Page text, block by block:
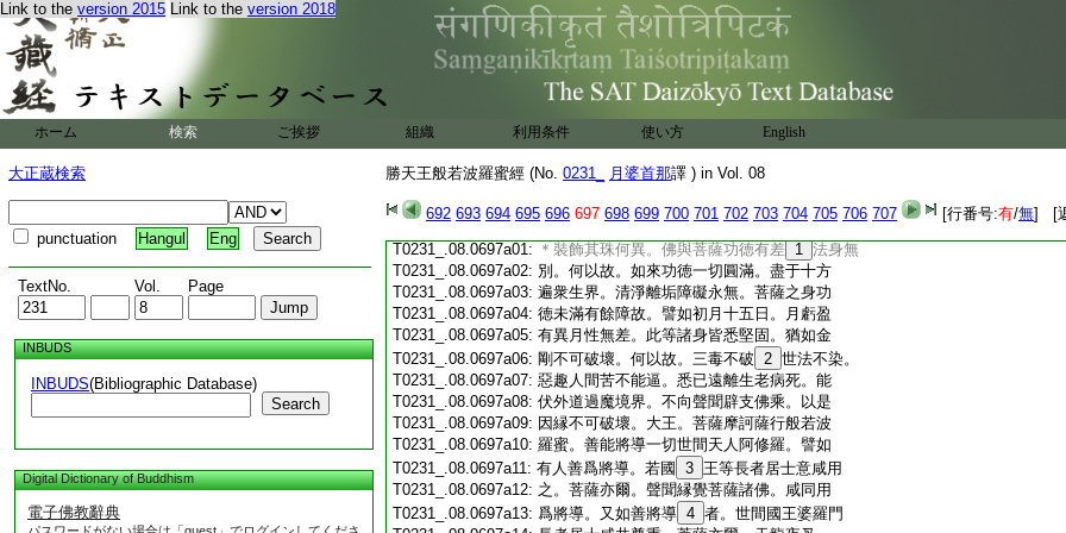
Link to the version 2015 Link to the version 2018
ホーム 検索 ご挨拶 組織 利用条件 使い方 English
大正蔵検索
punctuation Hangul Eng
TextNo. Vol. Page
INBUDS
INBUDS(Bibliographic Database)
Search
Digital Dictionary of Buddhism
電子佛教辭典
勝天王般若波羅蜜經 (No. 0231_ 月婆首那譯 ) in Vol. 08
692 693 694 695 696 697 698 699 700 701 702 703 704 705 706 707 [行番号:有/無] [
T0231_.08.0696c19:縁理非覺觀所知故。住第七地得不思議身。
T0231_.08.0696c20:何以故。具足方便故。於第八地得寂靜身。何
T0231_.08.0696c21: 以故。離一切戲論無煩惱故。住第九地得等
T0231_.08.0696c22:虚空身。何以故。身相不可 13 量遍一切處故。
住第十地則得智身。何以故成就一切種智
T0231_.08.0696c25:別乎。佛告勝天王言。身無差別但功徳異。
T0231_.08.0696c27:差別。何以故。一切諸法同一 14
T0231_.08.0696c28:
T0231_.08.0696c29:當爲王譬喩顯了。譬如寶珠若有 15
裝飾或不
T0231_.08.0697a01: ＊裝飾其珠何異。佛與菩薩功徳有差 1 法身無
T0231_.08.0697a02: 別。何以故。如來功徳一切圓滿。盡于十方
T0231_.08.0697a03: 遍衆生界。清淨離垢障礙永無。菩薩之身功
T0231_.08.0697a04: 徳未滿有餘障故。譬如初月十五日。月虧盈
T0231_.08.0697a05: 有異月性無差。此等諸身皆悉堅固。猶如金
T0231_.08.0697a06: 剛不可破壞。何以故。三毒不破 2 世法不染。
T0231_.08.0697a07: 惡趣人間苦不能逼。悉已遠離生老病死。能
T0231_.08.0697a08: 伏外道過魔境界。不向聲聞辟支佛乘。以是
T0231_.08.0697a09: 因縁不可破壞。大王。菩薩摩訶薩行般若波
T0231_.08.0697a10: 羅蜜。善能將導一切世間天人阿修羅。譬如
T0231_.08.0697a11: 有人善爲將導。若國 3 王等長者居士意咸用
T0231_.08.0697a12: 之。菩薩亦爾。聲聞縁覺菩薩諸佛。咸同用
T0231_.08.0697a13: 爲將導。又如善將導 4 者。世間國王婆羅門